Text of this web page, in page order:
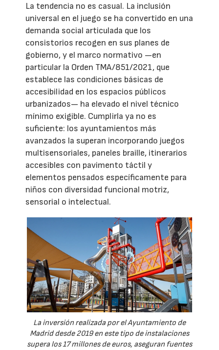
La tendencia no es casual. La inclusión
universal en el juego se ha convertido en una
demanda social articulada que los
consistorios recogen en sus planes de
gobierno, y el marco normativo —en
particular la Orden TMA/851/2021, que
establece las condiciones básicas de
accesibilidad en los espacios públicos
urbanizados— ha elevado el nivel técnico
mínimo exigible. Cumplirla ya no es
suficiente: los ayuntamientos más
avanzados la superan incorporando juegos
multisensoriales, paneles braille, itinerarios
accesibles con pavimento táctil y
elementos pensados específicamente para
niños con diversidad funcional motriz,
sensorial o intelectual.
La inversión realizada por el Ayuntamiento de
Madrid desde 2019 en este tipo de instalaciones
supera los 17 millones de euros, aseguran fuentes